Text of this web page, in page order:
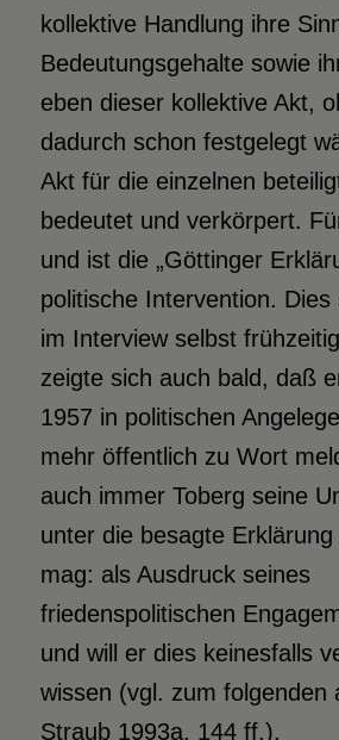
kollektive Handlung ihre
Bedeutungsgehalte sowie
eben dieser kollektive Akt,
dadurch schon festgelegt
Akt für die einzelnen
bedeutet und verkörpert.
und ist die „Göttinger
politische Intervention. Dies
im Interview selbst
zeigte sich auch bald, daß
1957 in politischen
mehr öffentlich zu Wort
auch immer Toberg seine
unter die besagte
mag: als Ausdruck seines
friedenspolitischen
und will er dies keinesfalls
wissen (vgl. zum folgenden
Straub 1993a, 144 ff.).